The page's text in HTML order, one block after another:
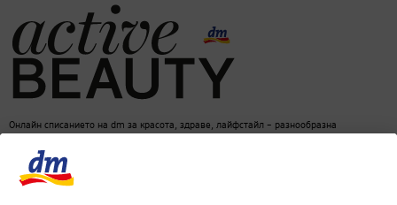
Онлайн списанието на dm за красота, здраве, лайфстайл – разнообразна